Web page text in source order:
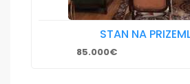
STAN NA
85.000€